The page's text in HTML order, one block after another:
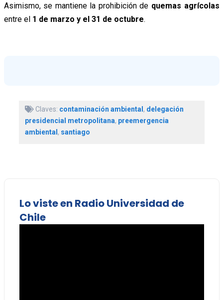
Asimismo, se mantiene la prohibición de quemas agrícolas
entre el 1 de marzo y el 31 de octubre.
Claves: contaminación ambiental, delegación
presidencial metropolitana, preemergencia
ambiental, santiago
Lo viste en Radio Universidad de
Chile